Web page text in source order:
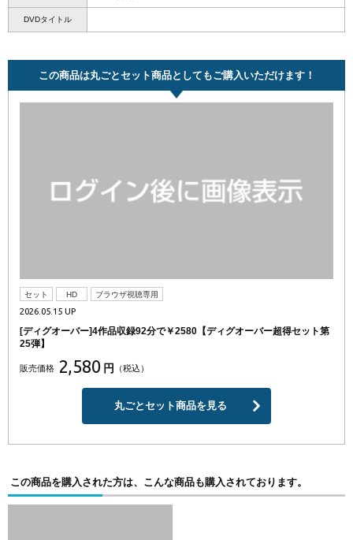
DVDタイトル
この商品は丸ごとセット商品としてもご購入いただけます！
セット HD ブラウザ視聴専用
2026.05.15 UP
[ディグオーバー]4作品収録92分で￥2580【ディグオーバー超得セット第
25弾】
販売価格 2,580 円 （税込）
丸ごとセット商品を見る
この商品を購入された方は、こんな商品も購入されております。